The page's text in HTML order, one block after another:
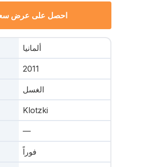
احصل على عرض
ألمانيا
2011
الغسل
Klotzki
—
فوراً